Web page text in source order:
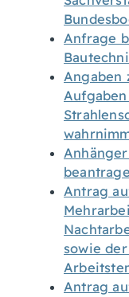
Anfrage
Angaben
Antrag
sowie
Antrag